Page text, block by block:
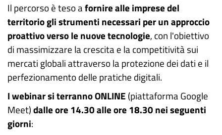
Il percorso è teso afornire alle imprese del
territorio gli strumenti necessari per un approccio
proattivo verso le nuove tecnologie, con l'obiettivo
di massimizzare la crescita e la competitività sui
mercati globali attraverso la protezione dei dati e il
perfezionamento delle pratiche digitali.
I webinar si terranno ONLINE (piattaforma Google
Meet)dalle ore 14.30 alle ore 18.30 nei seguenti
giorni: